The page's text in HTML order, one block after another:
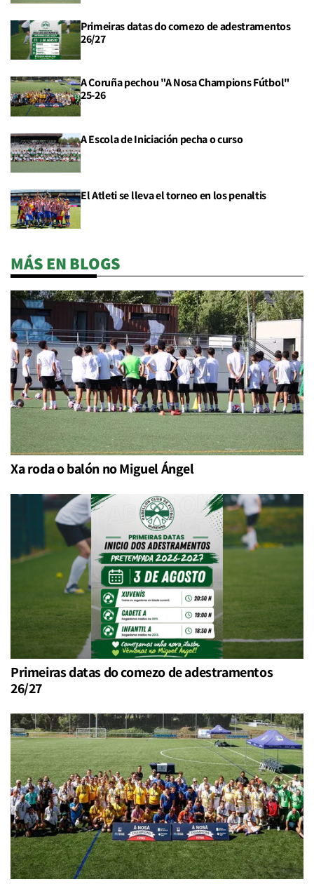
Primeiras datas do comezo de adestramentos
26/27
A Coruña pechou "A Nosa Champions Fútbol"
25-26
A Escola de Iniciación pecha o curso
El Atleti se lleva el torneo en los penaltis
MÁS EN BLOGS
Xa roda o balón no Miguel Ángel
Primeiras datas do comezo de adestramentos
26/27